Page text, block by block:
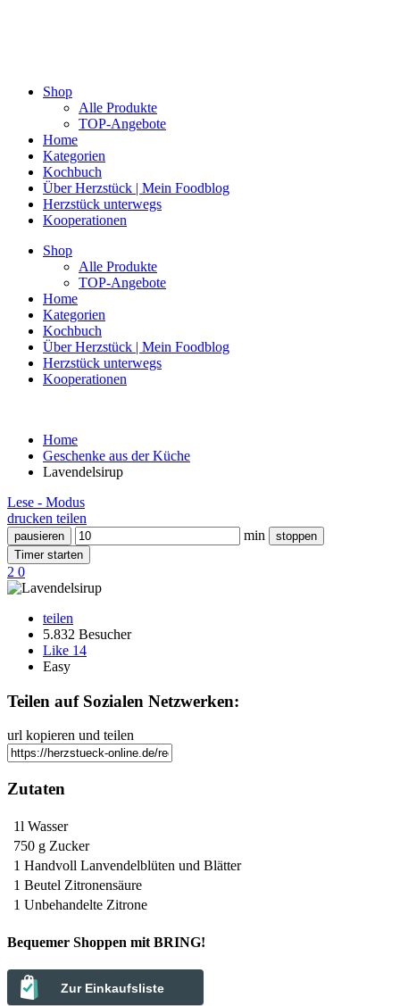
Shop
Alle Produkte
TOP-Angebote
Home
Kategorien
Kochbuch
Über Herzstück | Mein Foodblog
Herzstück unterwegs
Kooperationen
Shop
Alle Produkte
TOP-Angebote
Home
Kategorien
Kochbuch
Über Herzstück | Mein Foodblog
Herzstück unterwegs
Kooperationen
Home
Geschenke aus der Küche
Lavendelsirup
Lese - Modus
drucken teilen
pausieren min
stoppen
Timer starten
2 0
teilen
5.832 Besucher
Like 14
Easy
Teilen auf Sozialen Netzwerken:
url kopieren und teilen
Zutaten
1l Wasser
750 g Zucker
1 Handvoll Lanvendelblüten und Blätter
1 Beutel Zitronensäure
1 Unbehandelte Zitrone
Bequemer Shoppen mit BRING!
Zur Einkaufsliste